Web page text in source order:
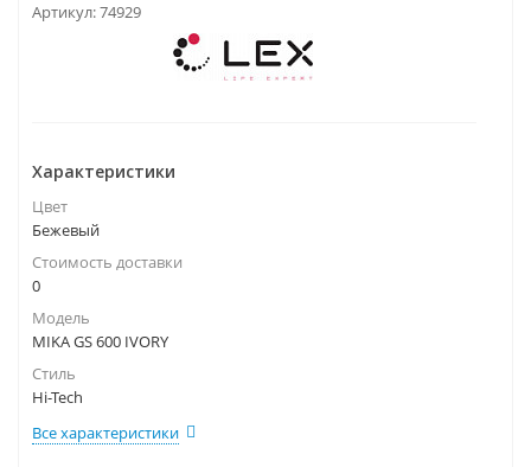
Артикул:74929
Характеристики
Цвет
Бежевый
Стоимость доставки
0
Модель
MIKA GS 600 IVORY
Стиль
Hi-Tech
Все характеристики